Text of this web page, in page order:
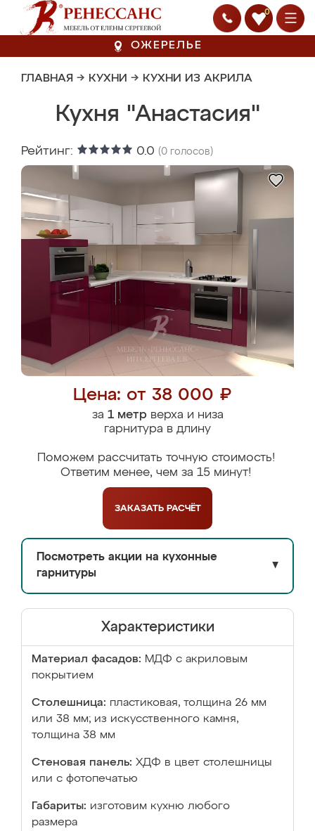
0
ОЖЕРЕЛЬЕ
ГЛАВНАЯ → КУХНИ → КУХНИ ИЗ АКРИЛА
Кухня "Анастасия"
Рейтинг: 0.0 (0 голосов)
Цена: от 38 000 ₽
за 1 метрверха и низа
гарнитура в длину
Поможем рассчитать точную стоимость!
Ответим менее, чем за 15 минут!
ЗАКАЗАТЬ РАСЧЁТ
Посмотреть акции на кухонные
гарнитуры
▼
Характеристики
Материал фасадов: МДФ с акриловым
покрытием
Столешница: пластиковая, толщина 26 мм
или 38 мм; из искусственного камня,
толщина 38 мм
Стеновая панель: ХДФ в цвет столешницы
или с фотопечатью
Габариты: изготовим кухню любого
размера